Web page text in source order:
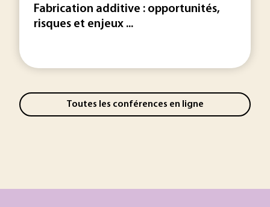
Fabrication additive : opportunités,
risques et enjeux ...
Toutes les conférences en ligne